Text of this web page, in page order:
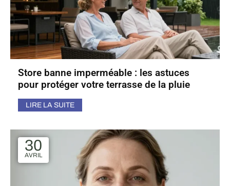
Store banne imperméable : les astuces
pour protéger votre terrasse de la pluie
LIRE LA SUITE
30
AVRIL